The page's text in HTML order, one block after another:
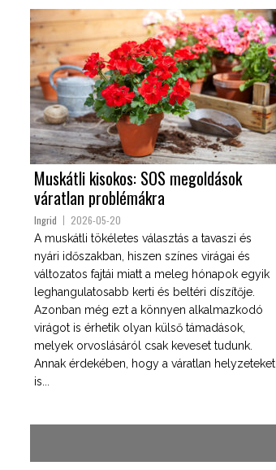
Muskátli kisokos: SOS megoldások
váratlan problémákra
Ingrid 2026-05-20
A muskátli tökéletes választás a tavaszi és
nyári időszakban, hiszen színes virágai és
változatos fajtái miatt a meleg hónapok egyik
leghangulatosabb kerti és beltéri díszítője.
Azonban még ezt a könnyen alkalmazkodó
virágot is érhetik olyan külső támadások,
melyek orvoslásáról csak keveset tudunk.
Annak érdekében, hogy a váratlan helyzeteket
is...